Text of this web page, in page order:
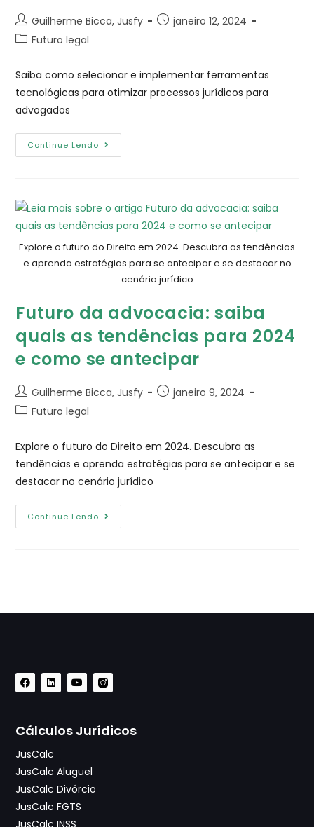
Guilherme Bicca, Jusfy
janeiro 12, 2024
Futuro legal
Saiba como selecionar e implementar ferramentas
tecnológicas para otimizar processos jurídicos para
advogados
Continue Lendo
Explore o futuro do Direito em 2024. Descubra as tendências
e aprenda estratégias para se antecipar e se destacar no
cenário jurídico
Futuro da advocacia: saiba
quais as tendências para 2024
e como se antecipar
Guilherme Bicca, Jusfy
janeiro 9, 2024
Futuro legal
Explore o futuro do Direito em 2024. Descubra as
tendências e aprenda estratégias para se antecipar e se
destacar no cenário jurídico
Continue Lendo
Cálculos Jurídicos
JusCalc
JusCalc Aluguel
JusCalc Divórcio
JusCalc FGTS